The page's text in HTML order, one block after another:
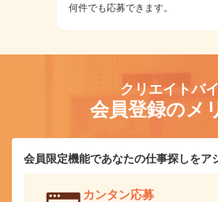
何件でも応募できます。
クリエイトバ
会員登録のメ
会員限定機能であなたの仕事探しをア
カンタン応募